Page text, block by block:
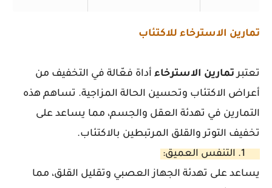
تمارين الاسترخاء للاكتئاب
تعتبرتمارين الاسترخاء أداة فعّالة في التخفيف من
أعراض الاكتئاب وتحسين الحالة المزاجية. تساهم هذه
التمارين في تهدئة العقل والجسم، مما يساعد على
تخفيف التوتر والقلق المرتبطين بالاكتئاب.
يساعد على تهدئة الجهاز العصبي وتقليل القلق، مما